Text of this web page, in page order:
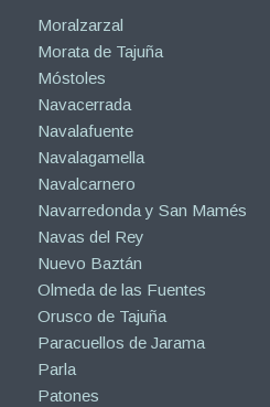
Moralzarzal
Morata de Tajuña
Móstoles
Navacerrada
Navalafuente
Navalagamella
Navalcarnero
Navarredonda y San Mamés
Navas del Rey
Nuevo Baztán
Olmeda de las Fuentes
Orusco de Tajuña
Paracuellos de Jarama
Parla
Patones